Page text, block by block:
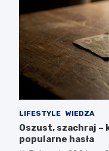
LIFESTYLE WIEDZA
Oszust, szachraj –
popularne hasła